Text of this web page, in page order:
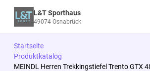
L&T Sporthaus
49074 Osnabrück
Startseite
Produktkatalog
MEINDL Herren Trekkingstiefel Trento GTX